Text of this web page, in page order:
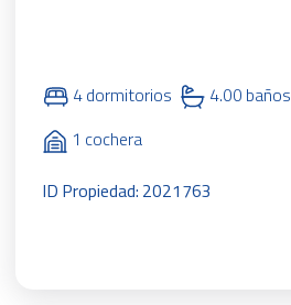
4 dormitorios 4.00 baños
1 cochera
ID Propiedad: 2021763